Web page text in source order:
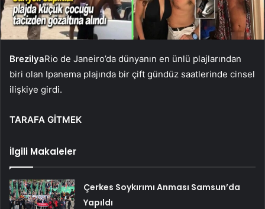
BrezilyaRio de Janeiro’da dünyanın en ünlü plajlarından
biri olan Ipanema plajında ​​bir çift gündüz saatlerinde cinsel
ilişkiye girdi.
TARAFA GİTMEK
İlgili Makaleler
Çerkes Soykırımı Anması Samsun’da
Yapıldı